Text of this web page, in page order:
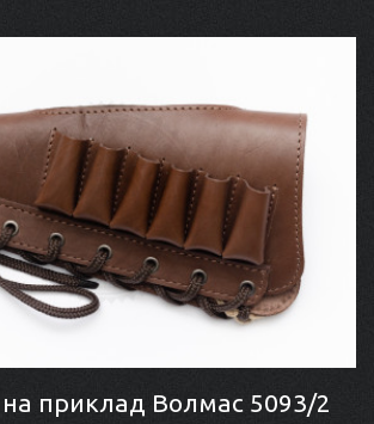
приклад Волмас 5093/2